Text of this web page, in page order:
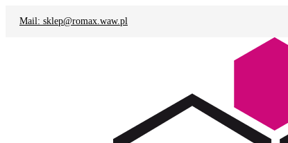
Mail: sklep@romax.waw.pl